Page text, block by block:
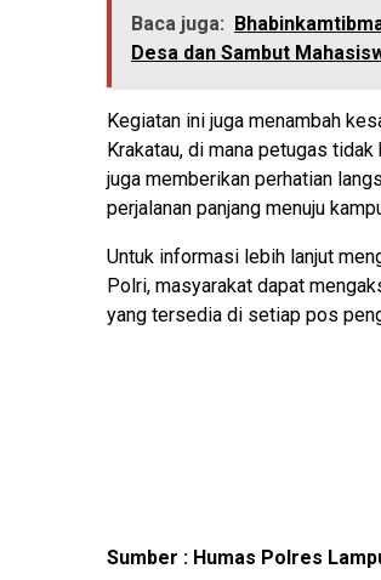
Baca juga:
Desa dan Sambut
Kegiatan ini juga menambah
Krakatau, di mana petugas
juga memberikan perhatian
perjalanan panjang menuju
Untuk informasi lebih lanjut
Polri, masyarakat dapat
yang tersedia di setiap pos
Sumber : Humas Polres